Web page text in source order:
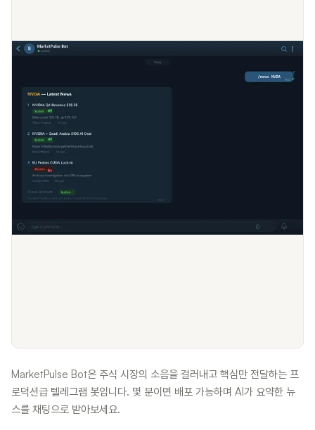
MarketPulse Bot은 주식 시장의 소음을 걸러내고 핵심만 전달하는 프
로덕션급 텔레그램 봇입니다. 몇 분이면 배포 가능하며 AI가 요약한 뉴
스를 채팅으로 받아보세요.